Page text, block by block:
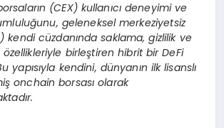
(CEX) kullanıcı deneyimi ve
geleneksel merkeziyetsiz
kendi cüzdanında saklama, gizlilik ve
özellikleriyle birleştiren hibrit bir DeFi
yapısıyla kendini, dünyanın ilk lisanslı
onchain borsası olarak